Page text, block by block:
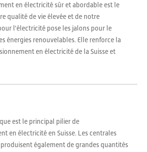
en électricité sûr et abordable est le
qualité de vie élevée et de notre
l'électricité pose les jalons pour le
énergies renouvelables. Elle renforce la
en électricité de la Suisse et
est le principal pilier de
en électricité en Suisse. Les centrales
produisent également de grandes quantités